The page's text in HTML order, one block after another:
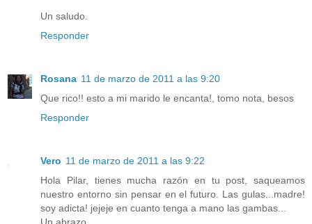
Un saludo.
Responder
Rosana 11 de marzo de 2011 a las 9:20
Que rico!! esto a mi marido le encanta!, tomo nota, besos
Responder
Vero 11 de marzo de 2011 a las 9:22
Hola Pilar, tienes mucha razón en tu post, saqueamos
nuestro entorno sin pensar en el futuro. Las gulas...madre!
soy adicta! jejeje en cuanto tenga a mano las gambas...